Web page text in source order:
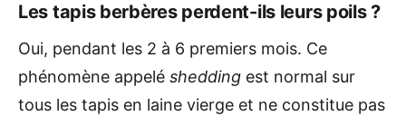
Les tapis berbères perdent-ils leurs poils ?
Oui, pendant les 2 à 6 premiers mois. Ce
phénomène appelé shedding est normal sur
tous les tapis en laine vierge et ne constitue pas